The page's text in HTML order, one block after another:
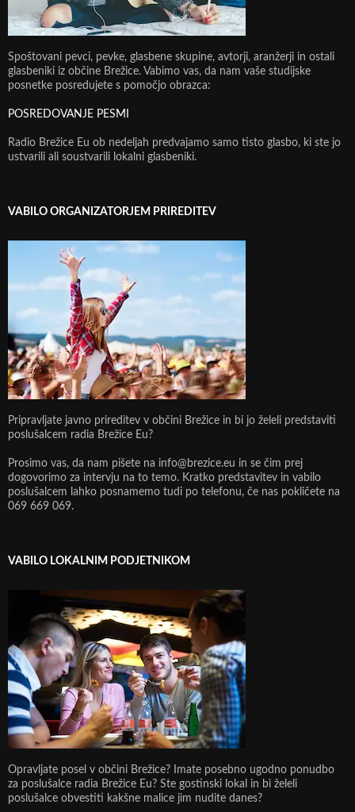
Spoštovani pevci, pevke, glasbene skupine, avtorji, aranžerji in ostali
glasbeniki iz občine Brežice. Vabimo vas, da nam vaše studijske
posnetke posredujete s pomočjo obrazca:
POSREDOVANJE PESMI
Radio Brežice Eu ob nedeljah predvajamo samo tisto glasbo, ki ste jo
ustvarili ali soustvarili lokalni glasbeniki.
VABILO ORGANIZATORJEM PRIREDITEV
Pripravljate javno prireditev v občini Brežice in bi jo želeli predstaviti
poslušalcem radia Brežice Eu?
Prosimo vas, da nam pišete na info@brezice.eu in se čim prej
dogovorimo za intervju na to temo. Kratko predstavitev in vabilo
poslušalcem lahko posnamemo tudi po telefonu, če nas pokličete na
069 669 069.
VABILO LOKALNIM PODJETNIKOM
Opravljate posel v občini Brežice? Imate posebno ugodno ponudbo
za poslušalce radia Brežice Eu? Ste gostinski lokal in bi želeli
poslušalce obvestiti kakšne malice jim nudite danes?